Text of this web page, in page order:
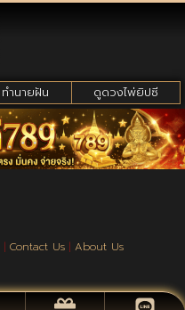
ทำนายฝัน ดูดวงไพ่ยิปซี
| Contact Us | About Us